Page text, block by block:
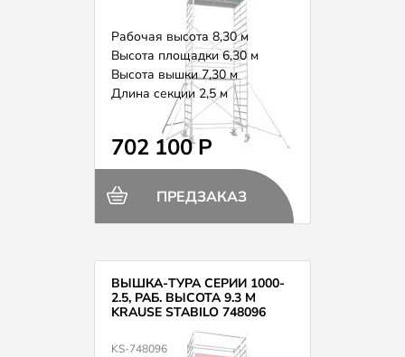
Рабочая высота 8,30 м
Высота площадки 6,30 м
Высота вышки 7,30 м
Длина секции 2,5 м
Вес 201,0 кг
702 100 Р
ПРЕДЗАКАЗ
ВЫШКА-ТУРА СЕРИИ 1000-
2.5, РАБ. ВЫСОТА 9.3 М
KRAUSE STABILO 748096
KS-748096